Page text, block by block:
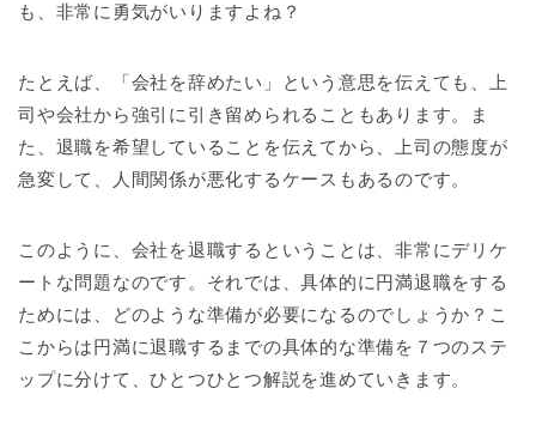
も、非常に勇気がいりますよね？
たとえば、「会社を辞めたい」という意思を伝えても、上
司や会社から強引に引き留められることもあります。ま
た、退職を希望していることを伝えてから、上司の態度が
急変して、人間関係が悪化するケースもあるのです。
このように、会社を退職するということは、非常にデリケ
ートな問題なのです。それでは、具体的に円満退職をする
ためには、どのような準備が必要になるのでしょうか？こ
こからは円満に退職するまでの具体的な準備を７つのステ
ップに分けて、ひとつひとつ解説を進めていきます。